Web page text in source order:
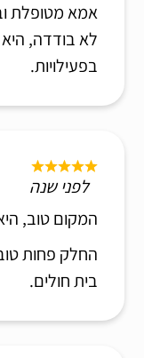
אמא מטופלת
לא בודדה,
בפעילויות.
לפני שנה
המקום טוב,
החלק פחות
בית חולים.